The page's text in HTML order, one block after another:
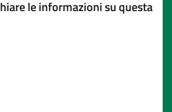
le informazioni su questa